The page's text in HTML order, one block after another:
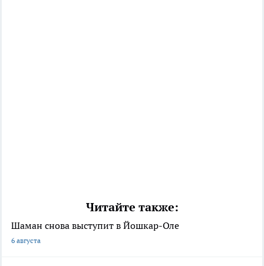
Читайте также:
Шаман снова выступит в Йошкар-Оле
6 августа